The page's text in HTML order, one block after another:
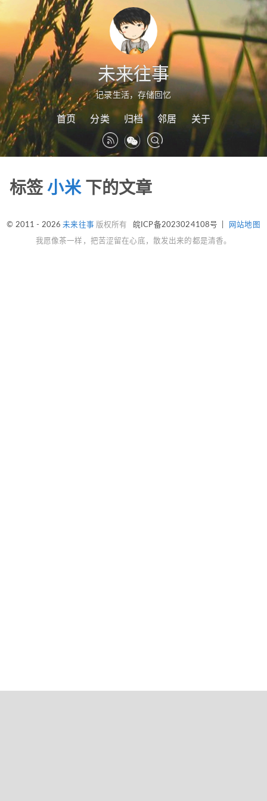
未来往事
记录生活，存储回忆
首页 分类 归档 邻居 关于
标签小米下的文章
© 2011 - 2026未来往事 版权所有 皖ICP备2023024108号 网站地图
我愿像茶一样，把苦涩留在心底，散发出来的都是清香。